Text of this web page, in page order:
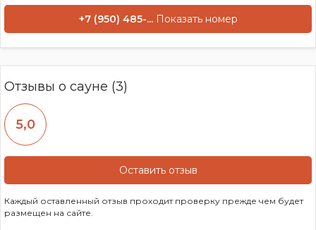
+7 (950) 485-... Показать номер
Отзывы о сауне (3)
5,0
Оставить отзыв
Каждый оставленный отзыв проходит проверку прежде чем будет
размещен на сайте.